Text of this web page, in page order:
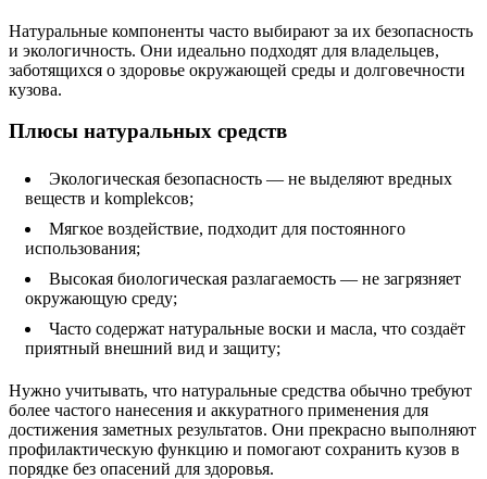
Натуральные компоненты часто выбирают за их безопасность
и экологичность. Они идеально подходят для владельцев,
заботящихся о здоровье окружающей среды и долговечности
кузова.
Плюсы натуральных средств
Экологическая безопасность — не выделяют вредных
веществ и komplekсов;
Мягкое воздействие, подходит для постоянного
использования;
Высокая биологическая разлагаемость — не загрязняет
окружающую среду;
Часто содержат натуральные воски и масла, что создаёт
приятный внешний вид и защиту;
Нужно учитывать, что натуральные средства обычно требуют
более частого нанесения и аккуратного применения для
достижения заметных результатов. Они прекрасно выполняют
профилактическую функцию и помогают сохранить кузов в
порядке без опасений для здоровья.